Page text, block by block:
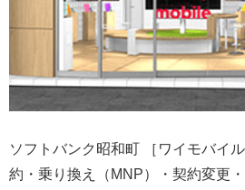
ソフトバンク昭和町 ［ワイモバイ
約・乗り換え（MNP）・契約変更